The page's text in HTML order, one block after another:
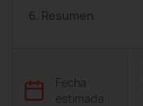
6. Resumen
Fecha
estimada